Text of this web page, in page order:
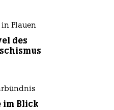
in Plauen
des
im Blick